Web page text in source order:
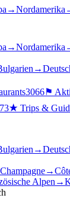
→Nordamerika
→Nordamerika
→
3066⚑
★ Trips &
→
Champagne→
Alpen →